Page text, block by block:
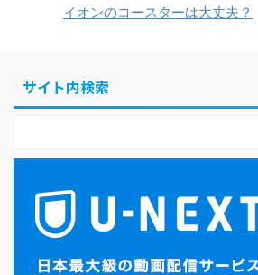
イオンのコースターは大丈夫？
サイト内検索